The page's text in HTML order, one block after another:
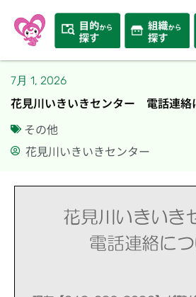
7月 1, 2026
花見川いきいきセンター 電話連絡
その他
花見川いきいきセンター